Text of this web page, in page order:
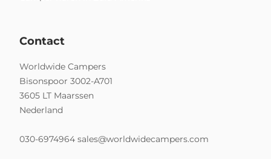
Contact
Worldwide Campers
Bisonspoor 3002-A701
3605 LT Maarssen
Nederland
030-6974964 sales@worldwidecampers.com